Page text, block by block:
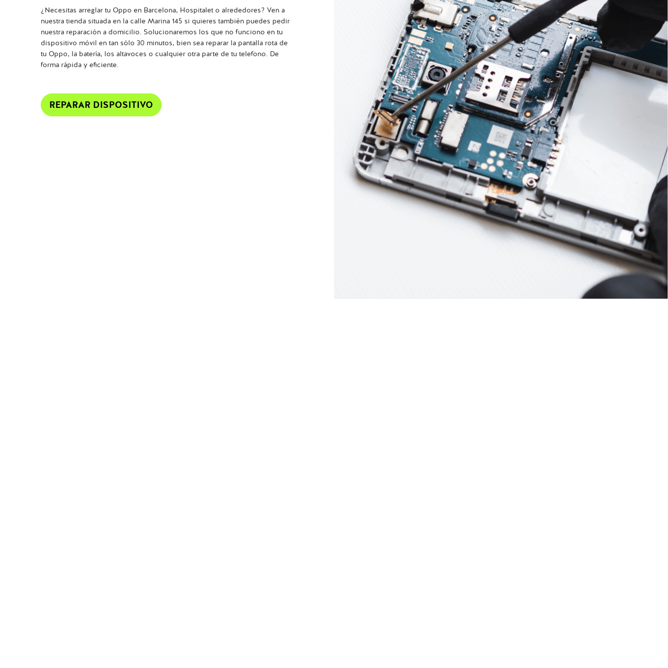
¿Necesitas arreglar tu Oppo en Barcelona, Hospitalet o alrededores? Ven a
nuestra tienda situada en la calle Marina 145 si quieres también puedes pedir
nuestra reparación a domicilio. Solucionaremos los que no funciono en tu
dispositivo móvil en tan sólo 30 minutos, bien sea reparar la pantalla rota de
tu Oppo, la batería, los altavoces o cualquier otra parte de tu telefono. De
forma rápida y eficiente.
REPARAR DISPOSITIVO